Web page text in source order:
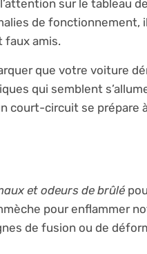
sur le tableau
de fonctionnement,
faux amis.
que votre voiture
qui semblent
court-circuit se prépare
et odeurs de brûlé
pour enflammer
de fusion ou de